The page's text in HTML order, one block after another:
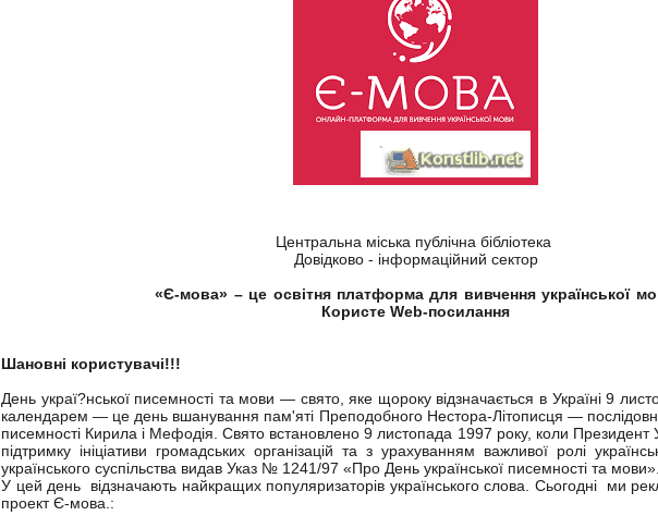
Центральна міська публічна бібліотека
Довідково - інформаційний сектор
«Є-мова» – це освітня платформа для вивчення української
Користе Web-посилання
Шановні користувачі!!!
День украї?нської писемності та мови — свято, яке щороку відзначається в Україні 9
календарем — це день вшанування пам'яті Преподобного Нестора-Літописця —
писемності Кирила і Мефодія. Свято встановлено 9 листопада 1997 року, коли Президент
підтримку ініціативи громадських організацій та з урахуванням важливої ролі
українського суспільства видав Указ № 1241/97 «Про День української писемності та мови».
У цей день відзначають найкращих популяризаторів українського слова. Сьогодні ми
проект Є-мова.: